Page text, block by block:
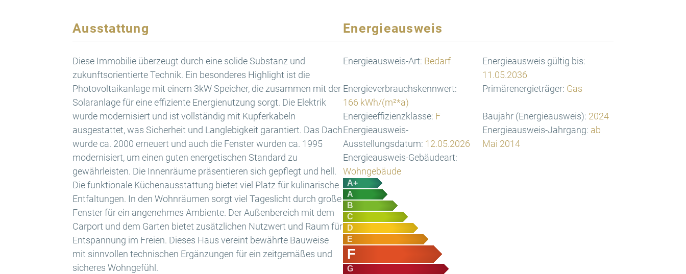
Ausstattung
Diese Immobilie überzeugt durch eine solide Substanz und
zukunftsorientierte Technik. Ein besonderes Highlight ist die
Photovoltaikanlage mit einem 3kW Speicher, die zusammen mit der
Solaranlage für eine effiziente Energienutzung sorgt. Die Elektrik
wurde modernisiert und ist vollständig mit Kupferkabeln
ausgestattet, was Sicherheit und Langlebigkeit garantiert. Das Dach
wurde ca. 2000 erneuert und auch die Fenster wurden ca. 1995
modernisiert, um einen guten energetischen Standard zu
gewährleisten. Die Innenräume präsentieren sich gepflegt und hell.
Die funktionale Küchenausstattung bietet viel Platz für kulinarische
Entfaltungen. In den Wohnräumen sorgt viel Tageslicht durch große
Fenster für ein angenehmes Ambiente. Der Außenbereich mit dem
Carport und dem Garten bietet zusätzlichen Nutzwert und Raum für
Entspannung im Freien. Dieses Haus vereint bewährte Bauweise
mit sinnvollen technischen Ergänzungen für ein zeitgemäßes und
sicheres Wohngefühl.
Energieausweis
Energieausweis-Art: Bedarf
Energieausweis gültig bis:
11.05.2036
Energieverbrauchskennwert:
166 kWh/(m²*a)
Primärenergieträger: Gas
Energieeffizienzklasse: F Baujahr (Energieausweis): 2024
Energieausweis-
Ausstellungsdatum: 12.05.2026
Energieausweis-Jahrgang: ab
Mai 2014
Energieausweis-Gebäudeart:
Wohngebäude
A+
A
B
C
D
E
F
G